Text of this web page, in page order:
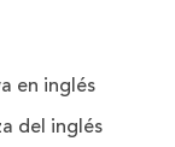
en inglés
del inglés